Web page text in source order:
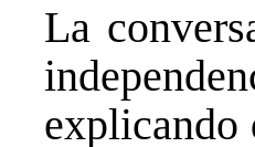
La
explicando